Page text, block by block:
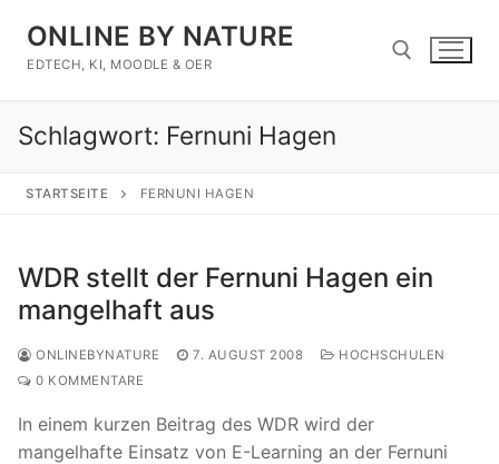
Inhalt
springen
ONLINE BY NATURE
EDTECH, KI, MOODLE & OER
Suchen nach:
Schlagwort: Fernuni Hagen
STARTSEITE FERNUNI HAGEN
WDR stellt der Fernuni Hagen ein
mangelhaft aus
ONLINEBYNATURE 7. AUGUST 2008
HOCHSCHULEN
0 KOMMENTARE
In einem kurzen Beitrag des WDR wird der
mangelhafte Einsatz von E-Learning an der Fernuni